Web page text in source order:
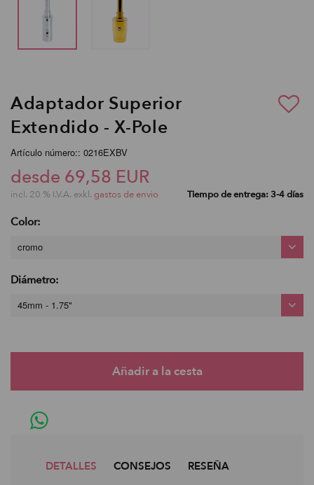
Adaptador Superior
Extendido - X-Pole
Artículo número:: 0216EXBV
desde 69,58 EUR
incl. 20 % I.V.A. exkl. gastos de envio Tiempo de entrega: 3-4 días
Color:
cromo
Diámetro:
45mm - 1.75"
DETALLES CONSEJOS RESEÑA